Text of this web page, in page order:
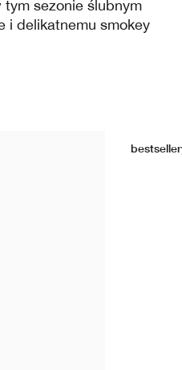
sezonie ślubnym
i delikatnemu smokey